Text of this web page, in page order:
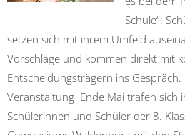
Schule“:
setzen sich mit ihrem Umfeld
Vorschläge und kommen direkt mit
Entscheidungsträgern ins
Veranstaltung Ende Mai trafen sich
Schülerinnen und Schüler der 8.